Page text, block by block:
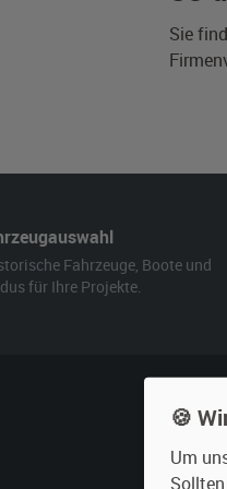
Sie
Fahrzeuge, Boote und
für Ihre Projekte.
🍪
Um